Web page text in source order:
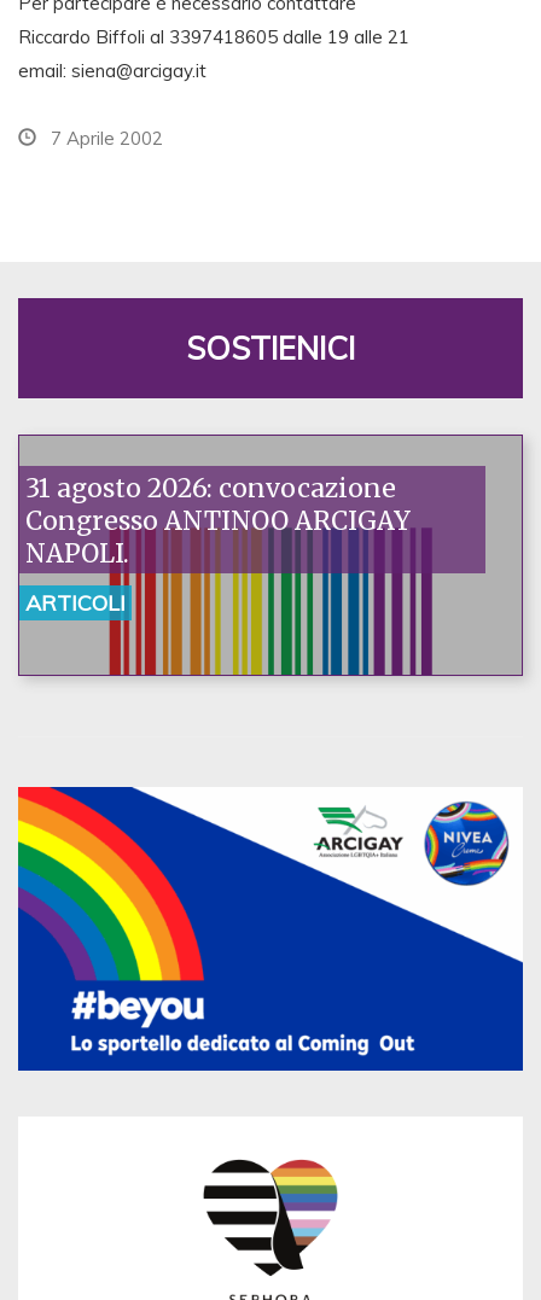
Riccardo Biffoli al 3397418605 dalle 19 alle 21
email: siena@arcigay.it
7 Aprile 2002
SOSTIENICI
31 agosto 2026: convocazione
Congresso ANTINOO ARCIGAY
NAPOLI.
ARTICOLI